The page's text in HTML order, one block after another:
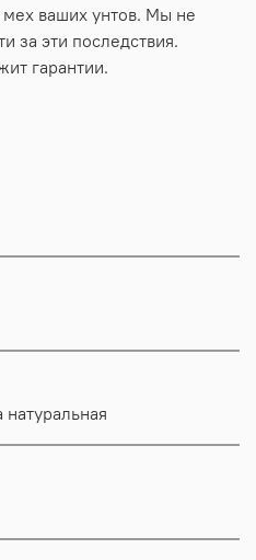
ваших унтов. Мы не
за эти последствия.
гарантии.